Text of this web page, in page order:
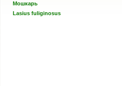
Мошкарь
Lasius fuliginosus